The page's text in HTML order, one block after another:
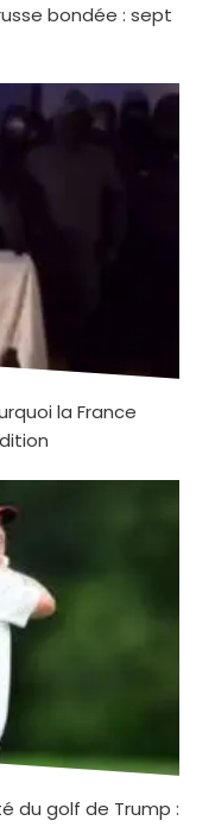
bondée : sept
la France
du golf de Trump :